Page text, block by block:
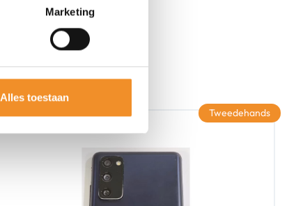
Marketing
Alles toestaan
Tweedehands